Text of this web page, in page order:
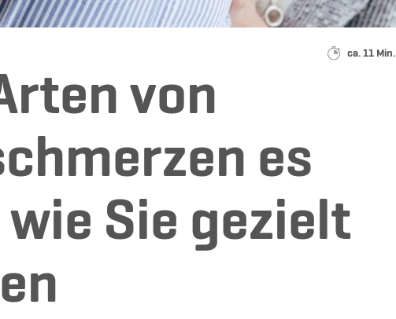
Lesedauer:
ca. 11 Min.
von
es
Sie gezielt